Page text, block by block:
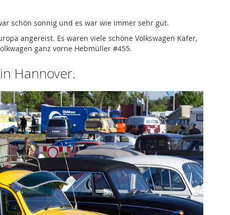
schön sonnig und es war wie immer sehr gut.
angereist. Es waren viele schöne Volkswagen Käfer,
ganz vorne Hebmüller #455.
Hannover.